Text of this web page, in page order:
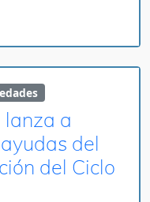
lanza a
del
del Ciclo